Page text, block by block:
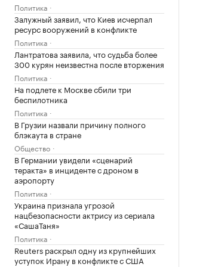
Политика
Залужный заявил, что Киев исчерпал
ресурс вооружений в конфликте
Политика
Лантратова заявила, что судьба более
300 курян неизвестна после вторжения
Политика
На подлете к Москве сбили три
беспилотника
Политика
В Грузии назвали причину полного
блэкаута в стране
Общество
В Германии увидели «сценарий
теракта» в инциденте с дроном в
аэропорту
Политика
Украина признала угрозой
нацбезопасности актрису из сериала
«СашаТаня»
Политика
Reuters раскрыл одну из крупнейших
уступок Ирану в конфликте с США